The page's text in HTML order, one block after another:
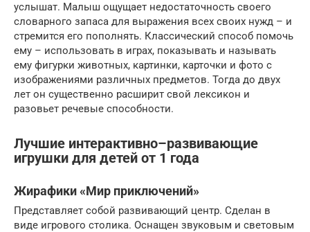
услышат. Малыш ощущает недостаточность своего
словарного запаса для выражения всех своих нужд – и
стремится его пополнять. Классический способ помочь
ему – использовать в играх, показывать и называть
ему фигурки животных, картинки, карточки и фото с
изображениями различных предметов. Тогда до двух
лет он существенно расширит свой лексикон и
разовьет речевые способности.
Лучшие интерактивно–развивающие
игрушки для детей от 1 года
Жирафики «Мир приключений»
Представляет собой развивающий центр. Сделан в
виде игрового столика. Оснащен звуковым и световым